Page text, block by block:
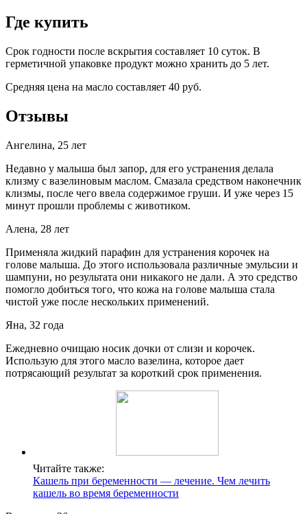
Где купить
Срок годности после вскрытия составляет 10 суток. В
герметичной упаковке продукт можно хранить до 5 лет.
Средняя цена на масло составляет 40 руб.
Отзывы
Ангелина, 25 лет
Недавно у малыша был запор, для его устранения делала
клизму с вазелиновым маслом. Смазала средством наконечник
клизмы, после чего ввела содержимое груши. И уже через 15
минут прошли проблемы с животиком.
Алена, 28 лет
Применяла жидкий парафин для устранения корочек на
голове малыша. До этого использовала различные эмульсии и
шампуни, но результата они никакого не дали. А это средство
помогло добиться того, что кожа на голове малыша стала
чистой уже после нескольких применений.
Яна, 32 года
Ежедневно очищаю носик дочки от слизи и корочек.
Использую для этого масло вазелина, которое дает
потрясающий результат за короткий срок применения.
Читайте также:
Кашель при беременности — лечение. Чем лечить
кашель во время беременности